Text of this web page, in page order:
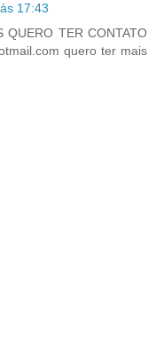
17:43
QUERO TER CONTATO
quero ter mais